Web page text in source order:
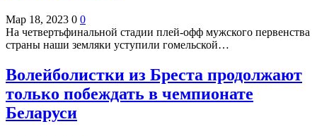
Мар 18, 2023 0 0
На четвертьфинальной стадии плей-офф мужского первенства
страны наши земляки уступили гомельской…
Волейболистки из Бреста продолжают
только побеждать в чемпионате
Беларуси